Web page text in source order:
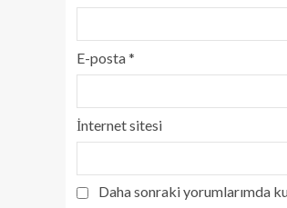
E-posta*
İnternet sitesi
Daha sonraki yorumlarımda